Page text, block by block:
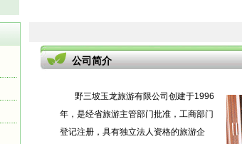
公司简介
野三坡玉龙旅游有限公司创建于1996
年，是经省旅游主管部门批准，工商部门
登记注册，具有独立法人资格的旅游企